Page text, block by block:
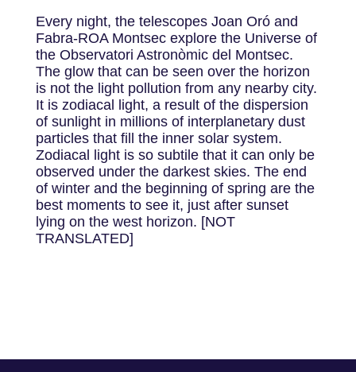
Every night, the telescopes Joan Oró and
Fabra-ROA Montsec explore the Universe of
the Observatori Astronòmic del Montsec.
The glow that can be seen over the horizon
is not the light pollution from any nearby city.
It is zodiacal light, a result of the dispersion
of sunlight in millions of interplanetary dust
particles that fill the inner solar system.
Zodiacal light is so subtile that it can only be
observed under the darkest skies. The end
of winter and the beginning of spring are the
best moments to see it, just after sunset
lying on the west horizon. [NOT
TRANSLATED]